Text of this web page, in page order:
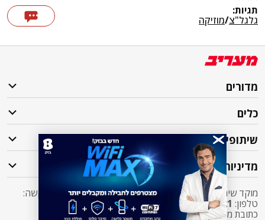
תגיות:
גלגל"צ/מוזיקה
מדורים
כלים
שיתופי פעולה
מדיניות
מוקד שירות לקוחות מעריב אליו ניתן לפנות בכל שאלה או בקשה:
טלפון: 2421* שלוחה 5 מעריב או
03-7619056
כתובת מייל:sherut@maariv.co.il